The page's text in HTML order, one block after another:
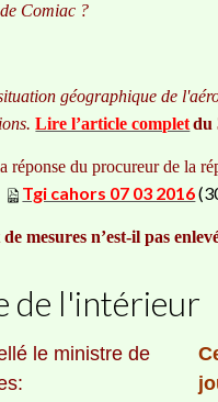
Comiac ?
géographique de
Lire l’article complet du
réponse du procureur de la
Tgi cahors 07 03 2016
mesures n’est-il pas
de l'intérieur
le ministre de